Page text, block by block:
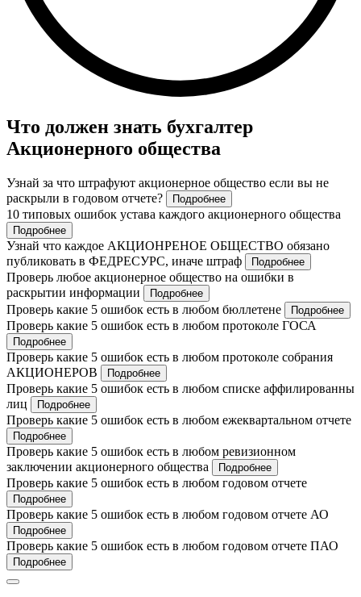
Что должен знать бухгалтер
Акционерного общества
Узнай за что штрафуют акционерное общество если вы не
раскрыли в годовом отчете?
Подробнее
10 типовых ошибок устава каждого акционерного общества
Подробнее
Узнай что каждое АКЦИОНРЕНОЕ ОБЩЕСТВО обязано
публиковать в ФЕДРЕСУРС, иначе штраф
Подробнее
Проверь любое акционерное общество на ошибки в
раскрытии информации
Подробнее
Проверь какие 5 ошибок есть в любом бюллетене Подробнее
Проверь какие 5 ошибок есть в любом протоколе ГОСА
Подробнее
Проверь какие 5 ошибок есть в любом протоколе собрания
АКЦИОНЕРОВ
Подробнее
Проверь какие 5 ошибок есть в любом списке аффилированны
лиц
Подробнее
Проверь какие 5 ошибок есть в любом ежеквартальном отчете
Подробнее
Проверь какие 5 ошибок есть в любом ревизионном
заключении акционерного общества
Подробнее
Проверь какие 5 ошибок есть в любом годовом отчете
Подробнее
Проверь какие 5 ошибок есть в любом годовом отчете АО
Подробнее
Проверь какие 5 ошибок есть в любом годовом отчете ПАО
Подробнее